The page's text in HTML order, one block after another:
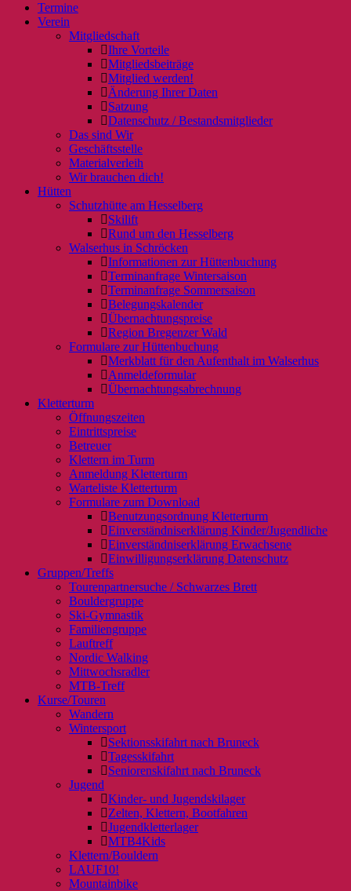
Termine
Verein
Mitgliedschaft
Ihre Vorteile
Mitgliedsbeiträge
Mitglied werden!
Änderung Ihrer Daten
Satzung
Datenschutz / Bestandsmitglieder
Das sind Wir
Geschäftsstelle
Materialverleih
Wir brauchen dich!
Hütten
Schutzhütte am Hesselberg
Skilift
Rund um den Hesselberg
Walserhus in Schröcken
Informationen zur Hüttenbuchung
Terminanfrage Wintersaison
Terminanfrage Sommersaison
Belegungskalender
Übernachtungspreise
Region Bregenzer Wald
Formulare zur Hüttenbuchung
Merkblatt für den Aufenthalt im Walserhus
Anmeldeformular
Übernachtungsabrechnung
Kletterturm
Öffnungszeiten
Eintrittspreise
Betreuer
Klettern im Turm
Anmeldung Kletterturm
Warteliste Kletterturm
Formulare zum Download
Benutzungsordnung Kletterturm
Einverständniserklärung Kinder/Jugendliche
Einverständniserklärung Erwachsene
Einwilligungserklärung Datenschutz
Gruppen/Treffs
Tourenpartnersuche / Schwarzes Brett
Bouldergruppe
Ski-Gymnastik
Familiengruppe
Lauftreff
Nordic Walking
Mittwochsradler
MTB-Treff
Kurse/Touren
Wandern
Wintersport
Sektionsskifahrt nach Bruneck
Tagesskifahrt
Seniorenskifahrt nach Bruneck
Jugend
Kinder- und Jugendskilager
Zelten, Klettern, Bootfahren
Jugendkletterlager
MTB4Kids
Klettern/Bouldern
LAUF10!
Mountainbike